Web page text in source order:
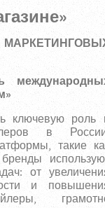
ключевую роль
в
такие
от
и